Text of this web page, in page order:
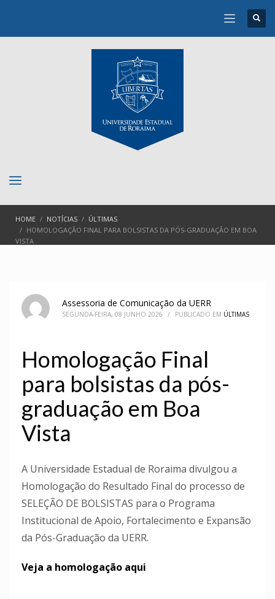
HOME NOTÍCIAS
ÚLTIMAS
HOMOLOGAÇÃO FINAL PARA BOLSISTAS DA PÓS-GRADUAÇÃO EM BOA
VISTA
Assessoria de Comunicação da UERR
SEGUNDA-FEIRA, 08 JUNHO 2026 / PUBLICADO EM ÚLTIMAS
Homologação Final
para bolsistas da pós-
graduação em Boa
Vista
A Universidade Estadual de Roraima divulgou a
Homologação do Resultado Final do processo de
SELEÇÃO DE BOLSISTAS para o Programa
Institucional de Apoio, Fortalecimento e Expansão
da Pós-Graduação da UERR.
Veja a homologação aqui